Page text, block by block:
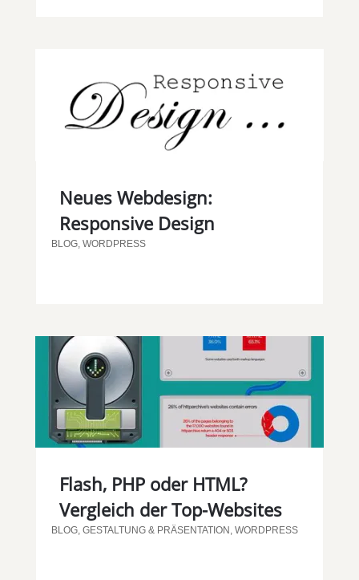
Neues Webdesign:
Responsive Design
BLOG, WORDPRESS
Flash, PHP oder HTML?
Vergleich der Top-Websites
BLOG, GESTALTUNG & PRÄSENTATION , WORDPRESS